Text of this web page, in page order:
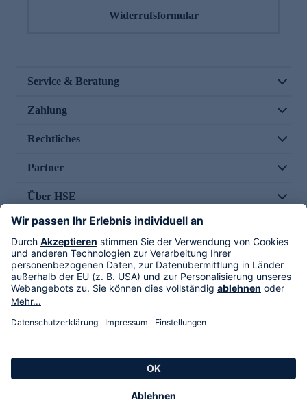
Widerrufsformular
Service & Beratung
Zahlung
Rechtliches
Partner
Über HSE
Im TV
HSE International